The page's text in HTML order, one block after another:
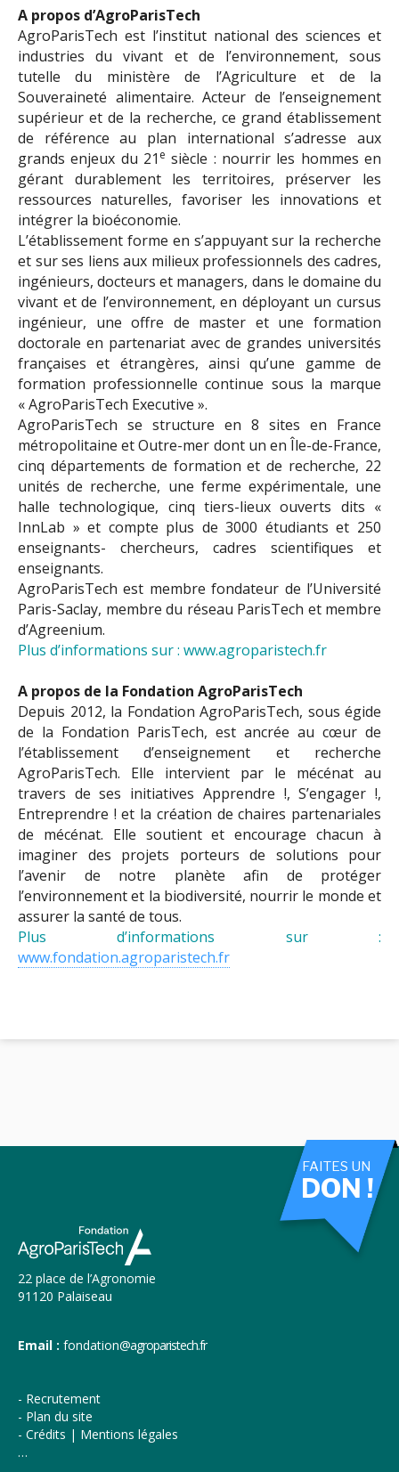
A propos d’AgroParisTech
AgroParisTech est l’institut national des sciences et
industries du vivant et de l’environnement, sous
tutelle du ministère de l’Agriculture et de la
Souveraineté alimentaire. Acteur de l’enseignement
supérieur et de la recherche, ce grand établissement
de référence au plan international s’adresse aux
grands enjeux du 21 e siècle : nourrir les hommes en
gérant durablement les territoires, préserver les
ressources naturelles, favoriser les innovations et
intégrer la bioéconomie.
L’établissement forme en s’appuyant sur la recherche
et sur ses liens aux milieux professionnels des cadres,
ingénieurs, docteurs et managers, dans le domaine du
vivant et de l’environnement, en déployant un cursus
ingénieur, une offre de master et une formation
doctorale en partenariat avec de grandes universités
françaises et étrangères, ainsi qu’une gamme de
formation professionnelle continue sous la marque
« AgroParisTech Executive ».
AgroParisTech se structure en 8 sites en France
métropolitaine et Outre-mer dont un en Île-de-France,
cinq départements de formation et de recherche, 22
unités de recherche, une ferme expérimentale, une
halle technologique, cinq tiers-lieux ouverts dits «
InnLab » et compte plus de 3000 étudiants et 250
enseignants- chercheurs, cadres scientifiques et
enseignants.
AgroParisTech est membre fondateur de l’Université
Paris-Saclay, membre du réseau ParisTech et membre
d’Agreenium.
Plus d’informations sur : www.agroparistech.fr
A propos de la Fondation AgroParisTech
Depuis 2012, la Fondation AgroParisTech, sous égide
de la Fondation ParisTech, est ancrée au cœur de
l’établissement d’enseignement et recherche
AgroParisTech. Elle intervient par le mécénat au
travers de ses initiatives Apprendre !, S’engager !,
Entreprendre ! et la création de chaires partenariales
de mécénat. Elle soutient et encourage chacun à
imaginer des projets porteurs de solutions pour
l’avenir de notre planète afin de protéger
l’environnement et la biodiversité, nourrir le monde et
assurer la santé de tous.
Plus d’informations sur :
www.fondation.agroparistech.fr
22 place de l’Agronomie
91120 Palaiseau
Email : fondation@agroparistech.fr
Recrutement
Plan du site
Crédits | Mentions légales
…
FAITES UN
DON !